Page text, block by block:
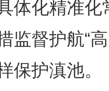
体化精准
监督护航“
保护滇池。